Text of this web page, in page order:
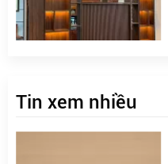
Tin xem nhiều